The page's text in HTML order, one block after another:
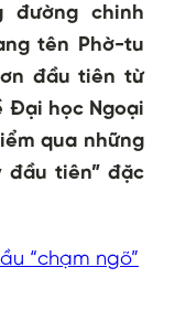
đường chinh
tên Phờ-tu
đầu tiên từ
Đại học Ngoại
qua những
đầu tiên” đặc
“chạm ngõ”